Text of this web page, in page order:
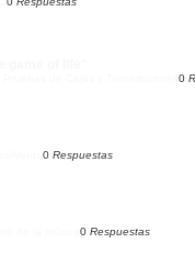
0
0 Respuestas
0 Respuestas